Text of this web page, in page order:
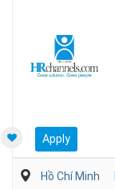
Apply
Hồ Chí Minh